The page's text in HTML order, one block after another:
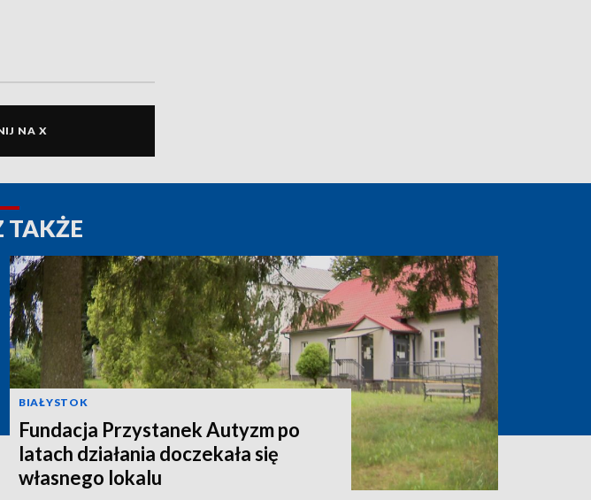
NA X
TAKŻE
BIAŁYSTOK
Fundacja Przystanek Autyzm po
latach działania doczekała się
własnego lokalu